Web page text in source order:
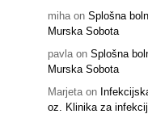
mihaon Splošna
Murska Sobota
pavlaon Splošna
Murska Sobota
Marjetaon
oz. Klinika za